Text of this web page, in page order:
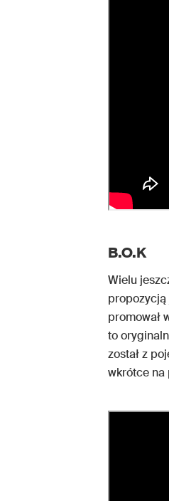
B.O.K
Wielu
propozycją
promował
to
został z
wkrótce na